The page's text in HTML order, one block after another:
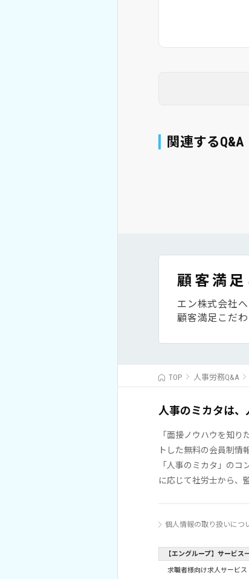
関連するQ&A
顧客満
エン株式会社
顧客満足こだ
TOP 人事労務Q&A
人事のミカタは、
「面接ノウハウを知
トした無料の会員制情
「人事のミカタ」の
に応じて社労士から、
個人情報の取り扱いにつ
【エングループ】サービス
求職者様向け求人サービス